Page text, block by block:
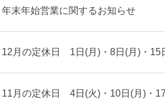
年末年始営業に関するお知らせ
12月の定休日 1日(月)・8日(月)・15
11月の定休日 4日(火)・10日(月)・